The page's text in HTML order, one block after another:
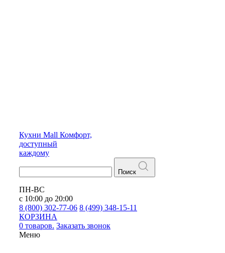
Кухни Mall Комфорт,
доступный
каждому
Поиск
ПН-ВС
с 10:00 до 20:00
8 (800) 302-77-06 8 (499) 348-15-11
КОРЗИНА
0 товаров. Заказать звонок
Меню